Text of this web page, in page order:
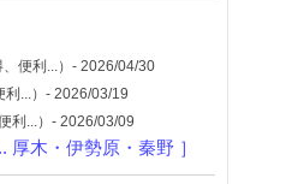
、便利...）- 2026/04/30
利...）- 2026/03/19
利...）- 2026/03/09
厚木・伊勢原・秦野 ］